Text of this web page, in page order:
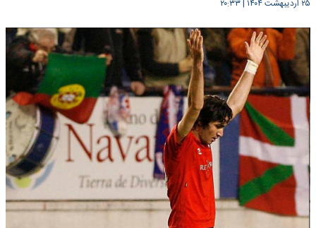
۲۵ اردیبهشت ۱۴۰۴ | ۲۰:۳۳